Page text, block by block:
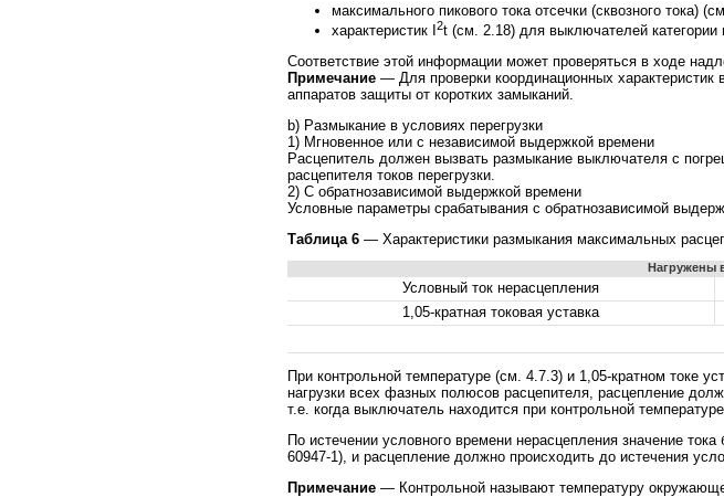
максимального пикового тока отсечки (сквозного
характеристик I
2t (см. 2.18) для выключателей
Соответствие этой информации может проверяться в ходе
Примечание — Для проверки координационных
аппаратов защиты от коротких замыканий.
b) Размыкание в условиях перегрузки
1) Мгновенное или с независимой выдержкой времени
Расцепитель должен вызвать размыкание выключателя с
расцепителя токов перегрузки.
2) С обратнозависимой выдержкой времени
Условные параметры срабатывания с обратнозависимой
Таблица 6 — Характеристики размыкания максимальных
Нагружены
Условный ток нерасцепления
1,05-кратная токовая уставка
При контрольной температуре (см. 4.7.3) и 1,05-кратном токе
нагрузки всех фазных полюсов расцепителя, расцепление
т.е. когда выключатель находится при контрольной
По истечении условного времени нерасцепления значение
60947-1), и расцепление должно происходить до истечения
Примечание — Контрольной называют температуру